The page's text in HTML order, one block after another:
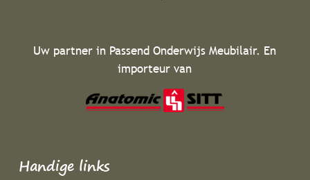
Uw partner in Passend Onderwijs Meubilair. En
importeur van
Handige links